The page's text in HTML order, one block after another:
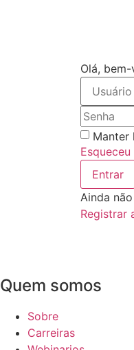
Olá,
Manter
Esqueceu
Entrar
Ainda
Registrar
Quem somos
Sobre
Carreiras